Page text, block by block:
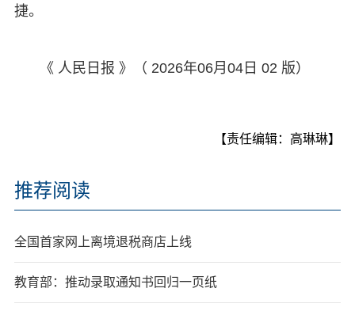
捷。
《 人民日报 》（ 2026年06月04日 02 版）
【责任编辑：高琳琳】
推荐阅读
全国首家网上离境退税商店上线
教育部：推动录取通知书回归一页纸